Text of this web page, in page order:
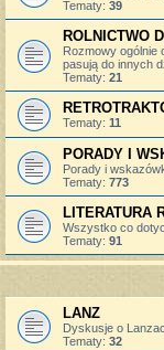
Tematy: 39
ROLNICTWO
Rozmowy ogólnie
pasują do innych
Tematy: 21
Tematy: 11
PORADY I
Porady i
Tematy: 773
LITERATURA
Wszystko co
Tematy: 91
LANZ
Dyskusje o
Tematy: 32